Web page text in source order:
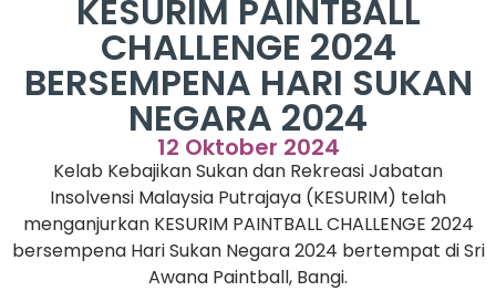
KESURIM PAINTBALL
CHALLENGE 2024
BERSEMPENA HARI SUKAN
NEGARA 2024
12 Oktober 2024
Kelab Kebajikan Sukan dan Rekreasi Jabatan
Insolvensi Malaysia Putrajaya (KESURIM) telah
menganjurkan KESURIM PAINTBALL CHALLENGE 2024
bersempena Hari Sukan Negara 2024 bertempat di Sri
Awana Paintball, Bangi.